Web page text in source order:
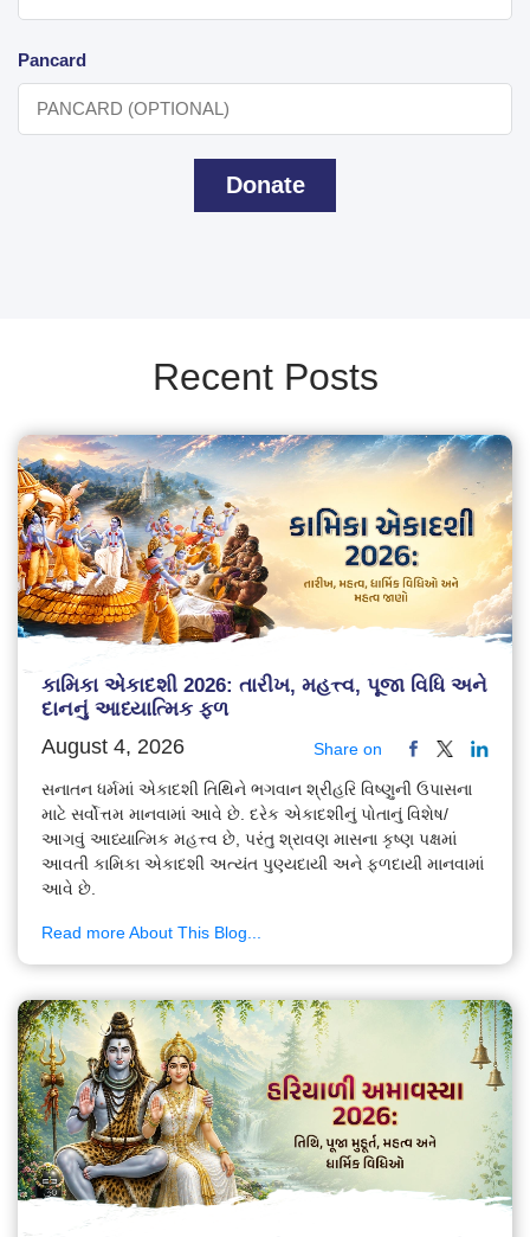
Pancard
Donate
Recent Posts
કામિકા એકાદશી 2026: તારીખ, મહત્ત્વ, પૂજા વિધિ અને
દાનનું આધ્યાત્મિક ફળ
August 4, 2026 Share on
સનાતન ધર્મમાં એકાદશી તિથિને ભગવાન શ્રીહરિ વિષ્ણુની ઉપાસના
માટે સર્વોત્તમ માનવામાં આવે છે. દરેક એકાદશીનું પોતાનું વિશેષ/
આગવું આધ્યાત્મિક મહત્ત્વ છે, પરંતુ શ્રાવણ માસના કૃષ્ણ પક્ષમાં
આવતી કામિકા એકાદશી અત્યંત પુણ્યદાયી અને ફળદાયી માનવામાં
આવે છે.
Read more About This Blog...